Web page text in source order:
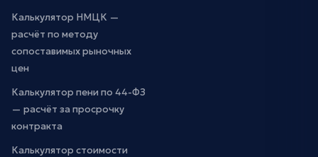
Калькулятор НМЦК —
расчёт по методу
сопоставимых рыночных
цен
Калькулятор пени по 44-ФЗ
— расчёт за просрочку
контракта
Калькулятор стоимости